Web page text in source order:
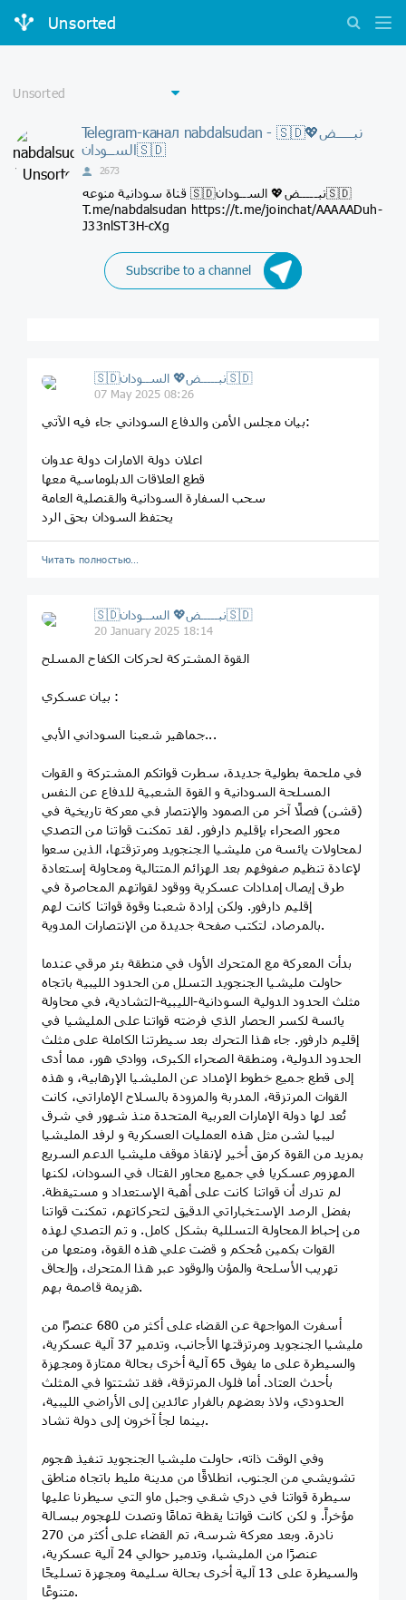
Unsorted
Telegram-канал nabdalsudan - 🇸🇩نبـــــض💖
الســودان🇸🇩
2673
قناة سودانية منوعه 🇸🇩نبـــــض💖 الســودان🇸🇩
T.me/nabdalsudan https://t.me/joinchat/AAAAADuh-
J33nlST3H-cXg
Subscribe to a channel
🇸🇩نبـــــض💖 الســودان🇸🇩
07 May 2025 08:26
‏بيان مجلس الأمن والدفاع السوداني جاء فيه الآتي:
اعلان دولة الامارات دولة عدوان
قطع العلاقات الدبلوماسية معها
سحب السفارة السودانية والقنصلية العامة
يحتفظ السودان بحق الرد
Читать полностью…
🇸🇩نبـــــض💖 الســودان🇸🇩
20 January 2025 18:14
‏القوة المشتركة لحركات الكفاح المسلح
بيان عسكري :
جماهير شعبنا السوداني الأبي...
في ملحمة بطولية جديدة، سطرت قواتكم المشتركة و القوات
المسلحة السودانية و القوة الشعبية للدفاع عن النفس
(قشن) فصلًا آخر من الصمود والإنتصار في معركة تاريخية في
محور الصحراء بإقليم دارفور. لقد تمكنت قواتنا من التصدي
لمحاولات يائسة من مليشيا الجنجويد ومرتزقتها، الذين سعوا
لإعادة تنظيم صفوفهم بعد الهزائم المتتالية ومحاولة إستعادة
طرق إيصال إمدادات عسكرية ووقود لقواتهم المحاصرة في
إقليم دارفور. ولكن إرادة شعبنا وقوة قواتنا كانت لهم
بالمرصاد، لتكتب صفحة جديدة من الإنتصارات المدوية.
بدأت المعركة مع المتحرك الأول في منطقة بئر مرقي عندما
حاولت مليشيا الجنجويد التسلل من الحدود الليبية باتجاه
مثلث الحدود الدولية السودانية-الليبية-التشادية، في محاولة
يائسة لكسر الحصار الذي فرضته قواتنا على المليشيا في
إقليم دارفور. جاء هذا التحرك بعد سيطرتنا الكاملة على مثلث
الحدود الدولية، ومنطقة الصحراء الكبرى، ووادي هور، مما أدى
إلى قطع جميع خطوط الإمداد عن المليشيا الإرهابية، و هذه
القوات المرتزقة، المدربة والمزودة بالسلاح الإماراتي، كانت
تُعد لها دولة الإمارات العربية المتحدة منذ شهور في شرق
ليبيا لشن مثل هذه العمليات العسكرية و لرفد المليشيا
بمزيد من القوة كرمق أخير لإنقاذ موقف مليشيا الدعم السريع
المهزوم عسكريا في جميع محاور القتال في السودان، لكنها
لم تدرك أن قواتنا كانت على أهبة الإستعداد و مستيقظة.
بفضل الرصد الإستخباراتي الدقيق لتحركاتهم، تمكنت قواتنا
من إحباط المحاولة التسللية بشكل كامل. و تم التصدي لهذه
القوات بكمين مُحكم و قضت علي هذه القوة، ومنعها من
تهريب الأسلحة والمؤن والوقود عبر هذا المتحرك، وإلحاق
هزيمة قاصمة بهم.
أسفرت المواجهة عن القضاء على أكثر من 680 عنصرًا من
مليشيا الجنجويد ومرتزقتها الأجانب، وتدمير 37 آلية عسكرية،
والسيطرة على ما يفوق 65 آلية أخرى بحالة ممتازة ومجهزة
بأحدث العتاد. أما فلول المرتزقة، فقد تشتتوا في المثلث
الحدودي، ولاذ بعضهم بالفرار عائدين إلى الأراضي الليبية،
بينما لجأ آخرون إلى دولة تشاد.
وفي الوقت ذاته، حاولت مليشيا الجنجويد تنفيذ هجوم
تشويشي من الجنوب، انطلاقًا من مدينة مليط باتجاه مناطق
سيطرة قواتنا في دري شقي وجبل ماو التي سيطرنا عليها
مؤخراً. و لكن كانت قواتنا يقظة تمامًا وتصدت للهجوم ببسالة
نادرة. وبعد معركة شرسة، تم القضاء على أكثر من 270
عنصرًا من المليشيا، وتدمير حوالي 24 آلية عسكرية،
والسيطرة على 13 آلية أخرى بحالة سليمة ومجهزة تسليحًا
متنوعًا.